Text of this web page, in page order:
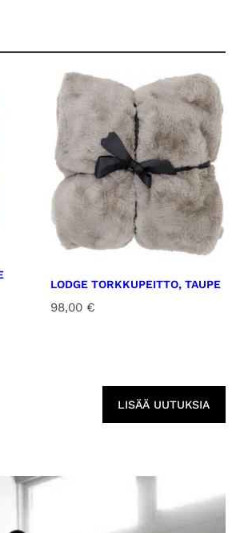
LODGE TORKKUPEITTO, TAUPE
98,00 €
LISÄÄ UUTUKSIA